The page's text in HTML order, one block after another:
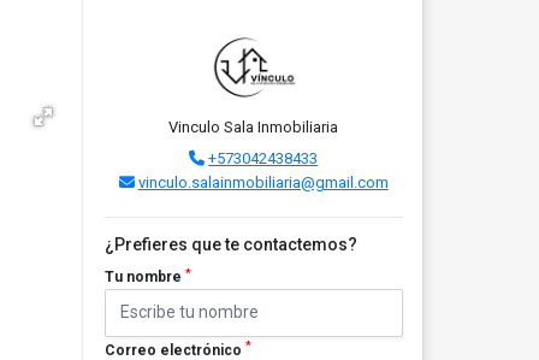
Vinculo Sala Inmobiliaria
+573042438433
vinculo.salainmobiliaria@gmail.com
¿Prefieres que te contactemos?
Tu nombre *
Correo electrónico *